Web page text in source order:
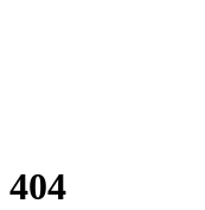
404